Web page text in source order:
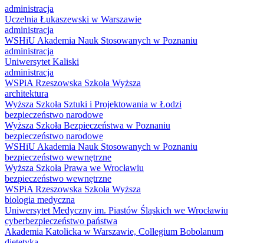
administracja
Uczelnia Łukaszewski w Warszawie
administracja
WSHiU Akademia Nauk Stosowanych w Poznaniu
administracja
Uniwersytet Kaliski
administracja
WSPiA Rzeszowska Szkoła Wyższa
architektura
Wyższa Szkoła Sztuki i Projektowania w Łodzi
bezpieczeństwo narodowe
Wyższa Szkoła Bezpieczeństwa w Poznaniu
bezpieczeństwo narodowe
WSHiU Akademia Nauk Stosowanych w Poznaniu
bezpieczeństwo wewnętrzne
Wyższa Szkoła Prawa we Wrocławiu
bezpieczeństwo wewnętrzne
WSPiA Rzeszowska Szkoła Wyższa
biologia medyczna
Uniwersytet Medyczny im. Piastów Śląskich we Wrocławiu
cyberbezpieczeństwo państwa
Akademia Katolicka w Warszawie, Collegium Bobolanum